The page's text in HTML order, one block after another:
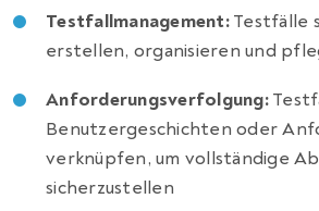
Testfallmanagement:Testfälle
erstellen, organisieren und
Anforderungsverfolgung:
Benutzergeschichten oder
verknüpfen, um vollständige
sicherzustellen